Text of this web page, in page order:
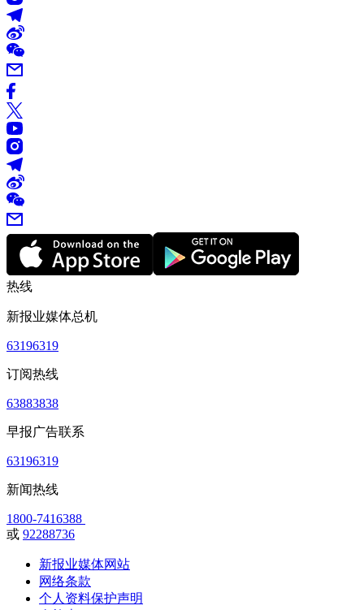
热线
新报业媒体总机
63196319
订阅热线
63883838
早报广告联系
63196319
新闻热线
1800-7416388
或 92288736
新报业媒体网站
网络条款
个人资料保护声明